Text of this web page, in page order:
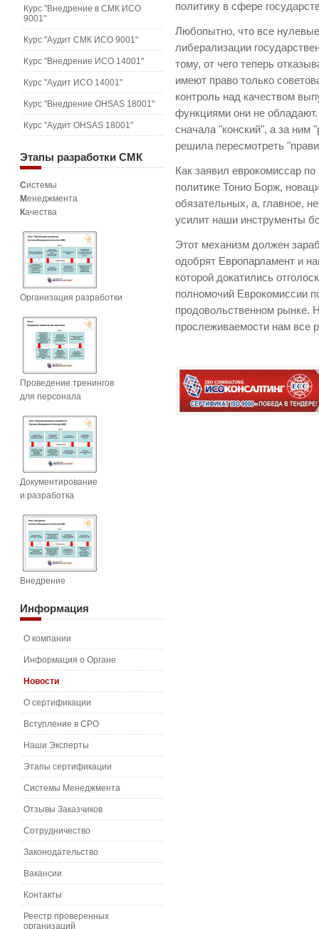
политику в сфере
Любопытно, что все
либерализации
тому, от чего теперь
имеют право только
контроль над качеством
функциями они не
сначала "конский", а за
решила пересмотреть
Как заявил еврокомиссар
политике Тонио Борж,
обязательных, а, главное,
усилит наши инструменты
Этот механизм должен
одобрят Европарламент и
которой докатились
полномочий Еврокомиссии
продовольственном рынке.
прослеживаемости нам все
Курс "Внедрение в СМК ИСО
9001"
Курс "Аудит СМК ИСО 9001"
Курс "Внедрение ИСО 14001"
Курс "Аудит ИСО 14001"
Курс "Внедрение OHSAS 18001"
Курс "Аудит OHSAS 18001"
Этапы разработки СМК
Системы
Менеджмента
Качества
Организация разработки
Проведение тренингов
для персонала
Документирование
и разработка
Внедрение
Информация
О компании
Информация о Органе
Новости
О сертификации
Вступление в СРО
Наши Эксперты
Этапы сертификации
Системы Менеджмента
Отзывы Заказчиков
Сотрудничество
Законодательство
Вакансии
Контакты
Реестр проверенных
организаций